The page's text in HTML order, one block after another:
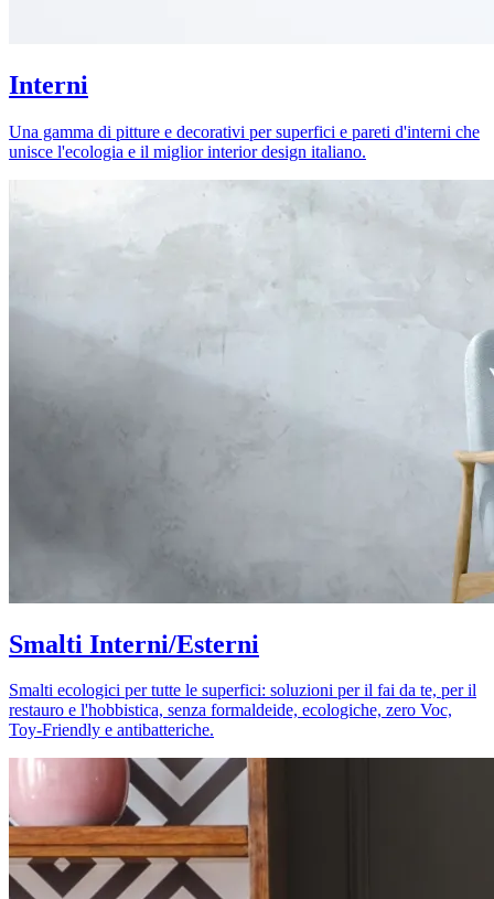
Interni
Una gamma di pitture e decorativi per superfici e pareti d'interni che
unisce l'ecologia e il miglior interior design italiano.
Smalti Interni/Esterni
Smalti ecologici per tutte le superfici: soluzioni per il fai da te, per il
restauro e l'hobbistica, senza formaldeide, ecologiche, zero Voc,
Toy-Friendly e antibatteriche.